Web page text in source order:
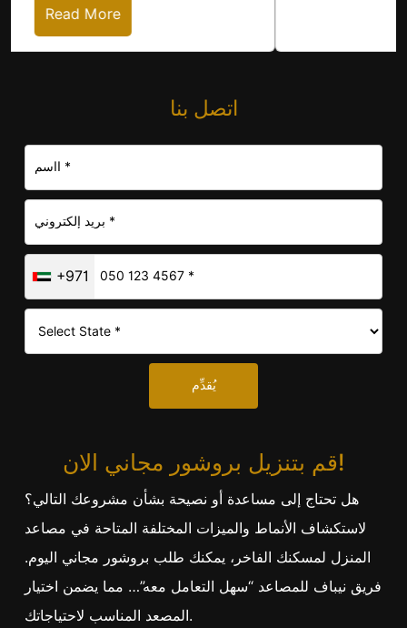
اتصل بنا
+971
يُقدِّم
قم بتنزيل بروشور مجاني الان!
هل تحتاج إلى مساعدة أو نصيحة بشأن مشروعك التالي؟
لاستكشاف الأنماط والميزات المختلفة المتاحة في مصاعد
المنزل لمسكنك الفاخر، يمكنك طلب بروشور مجاني اليوم.
فريق نيباف للمصاعد “سهل التعامل معه”… مما يضمن اختيار
المصعد المناسب لاحتياجاتك.